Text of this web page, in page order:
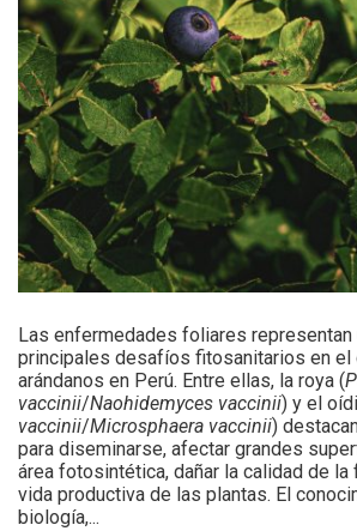
Las enfermedades foliares representan
principales desafíos fitosanitarios en el
arándanos en Perú. Entre ellas, la roya (
vaccinii/Naohidemyces vaccinii) y el
vaccinii/Microsphaera vaccinii)
para diseminarse, afectar grandes
área fotosintética, dañar la calidad de la
vida productiva de las plantas. El
biología,...